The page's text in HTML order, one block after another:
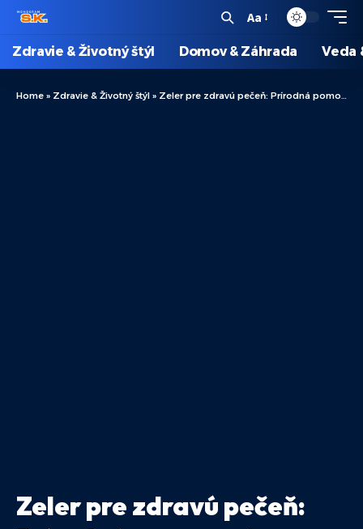
Aa
Zdravie & Životný štýl Domov & Záhrada Veda
Home » Zdravie & Životný štýl » Zeler pre zdravú pečeň: Prírodná pomoc pri detoxikácii a obnove vitality
Zeler pre zdravú pečeň: